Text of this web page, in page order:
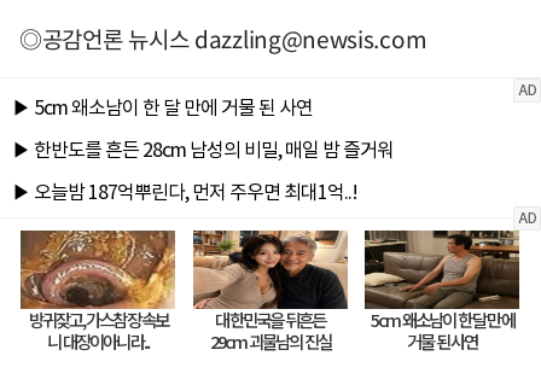
◎공감언론 뉴시스dazzling@newsis.com